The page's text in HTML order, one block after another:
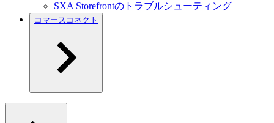
SXA Storefrontのトラブルシューティング
コマースコネクト